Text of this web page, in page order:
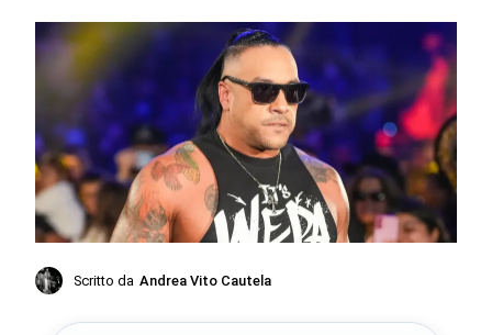
Scritto da Andrea Vito Cautela